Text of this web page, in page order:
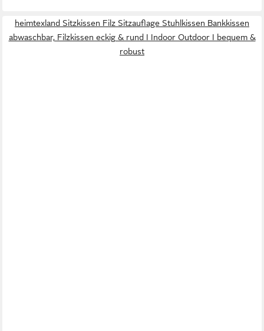
heimtexland Sitzkissen Filz Sitzauflage Stuhlkissen Bankkissen
abwaschbar, Filzkissen eckig & rund I Indoor Outdoor I bequem &
robust